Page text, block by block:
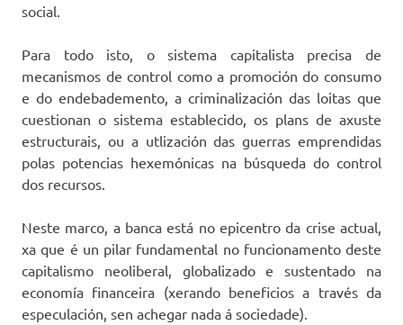
social.
Para todo isto, o sistema capitalista precisa de
mecanismos de control como a promoción do consumo
e do endebademento, a criminalización das loitas que
cuestionan o sistema establecido, os plans de axuste
estructurais, ou a utlización das guerras emprendidas
polas potencias hexemónicas na búsqueda do control
dos recursos.
Neste marco, a banca está no epicentro da crise actual,
xa que é un pilar fundamental no funcionamento deste
capitalismo neoliberal, globalizado e sustentado na
economía financeira (xerando beneficios a través da
especulación, sen achegar nada á sociedade).